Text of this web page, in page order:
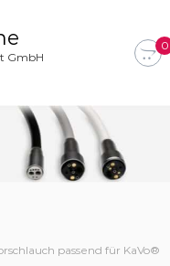
GmbH
0
passend für KaVo®